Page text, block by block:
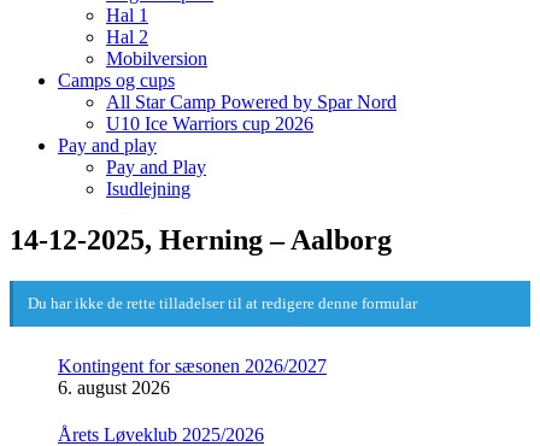
Hal 1
Hal 2
Mobilversion
Camps og cups
All Star Camp Powered by Spar Nord
U10 Ice Warriors cup 2026
Pay and play
Pay and Play
Isudlejning
14-12-2025, Herning – Aalborg
Du har ikke de rette tilladelser til at redigere denne formular
Kontingent for sæsonen 2026/2027
6. august 2026
Årets Løveklub 2025/2026